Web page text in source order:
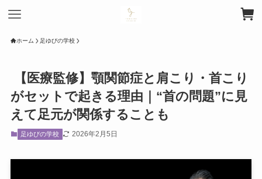
ホーム 足ゆびの学校
【医療監修】顎関節症と肩こり・首こり
がセットで起きる理由｜“首の問題”に見
えて足元が関係することも
足ゆびの学校 2026年2月5日